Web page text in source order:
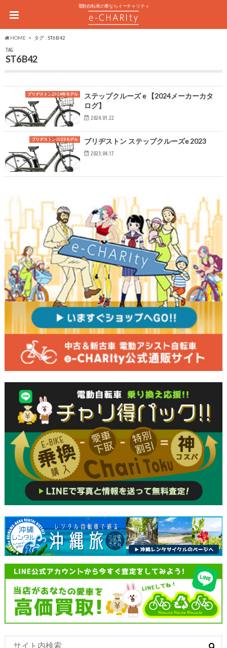
電動自転車の事ならイーチャリティ
HOME タグ : ST6B42
TAG
ST6B42
ブリヂストン2024年モデル
ステップクルーズ e 【2024メーカーカタ
ログ】
2024.01.22
ブリヂストン2023モデル ブリヂストン ステップクルーズe 2023
2023.04.17